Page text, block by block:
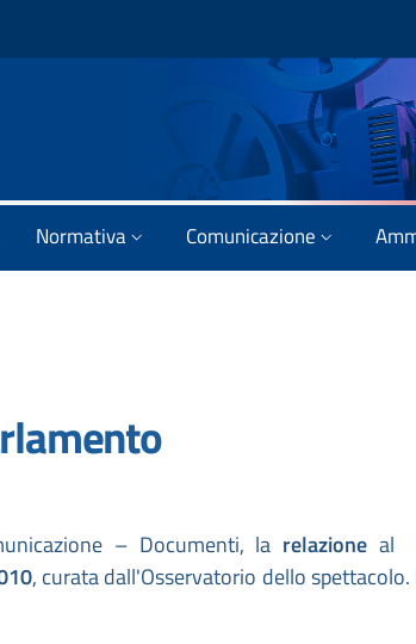
Normativa Comunicazione
– Documenti, la relazione al
, curata dall'Osservatorio dello spettacolo.